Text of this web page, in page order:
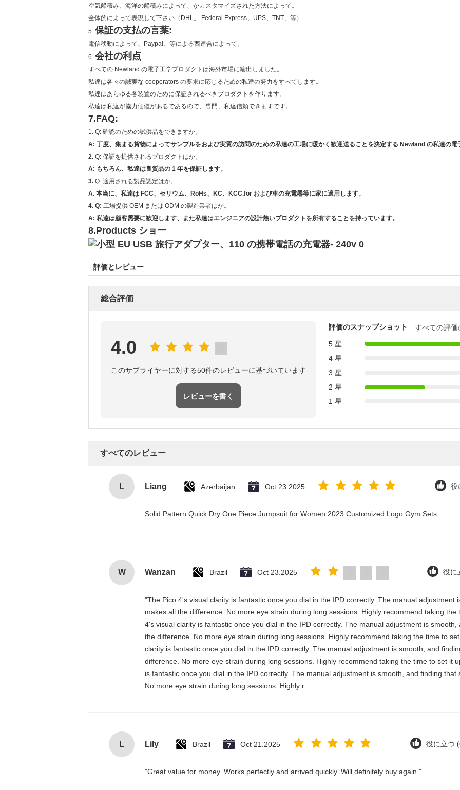
空気船積み、海洋の船積みによって、かカスタマイズされた方法によって。
全体的によって表現して下さい（DHL。 Federal Express、UPS、TNT、等）
5. 保証の支払の言葉:
電信移動によって、Paypal、等による西連合によって。
6. 会社の利点
すべての Newland の電子工学プロダクトは海外市場に輸出しました。
私達は各々の誠実な cooperators の要求に応じるための私達の努力をすべてします。
私達はあらゆる各装置のために保証されるべきプロダクトを作ります。
私達は私達が協力価値があるであるので、専門、私達信頼できますです。
7.FAQ:
1. Q: 確認のための試供品をできますか。
A: 丁度、集まる貨物によってサンプルをおよび実質の訪問のための私達の工場に暖かく歓迎送ることを決定する Newland の私達の電
2. Q: 保証を提供されるプロダクトはか。
A: もちろん、私達は良質品の 1 年を保証します。
3. Q: 適用される製品認定はか。
A: 本当に、私達は FCC、セリウム、RoHs、KC、KCC.for および車の充電器等に家に適用します。
4. Q: 工場提供 OEM または ODM の製造業者はか。
A: 私達は顧客需要に歓迎します、また私達はエンジニアの設計熱いプロダクトを所有することを持っています。
8.Products ショー
評価とレビュー
総合評価
4.0
このサプライヤーに対する50件のレビューに基づいています
レビューを書く
評価のスナップショット
すべての評価
5 星
4 星
3 星
2 星
1 星
すべてのレビュー
L Liang Azerbaijan Oct 23.2025 役
Solid Pattern Quick Dry One Piece Jumpsuit for Women 2023 Customized Logo Gym Sets
W Wanzan Brazil Oct 23.2025 役に
"The Pico 4's visual clarity is fantastic once you dial in the IPD correctly. The manual adjustment
makes all the difference. No more eye strain during long sessions. Highly recommend taking
4's visual clarity is fantastic once you dial in the IPD correctly. The manual adjustment is
the difference. No more eye strain during long sessions. Highly recommend taking the time to
clarity is fantastic once you dial in the IPD correctly. The manual adjustment is smooth, and
difference. No more eye strain during long sessions. Highly recommend taking the time to set it
is fantastic once you dial in the IPD correctly. The manual adjustment is smooth, and finding that
No more eye strain during long sessions. Highly r
L Lily Brazil Oct 21.2025 役に立つ
"Great value for money. Works perfectly and arrived quickly. Will definitely buy again."